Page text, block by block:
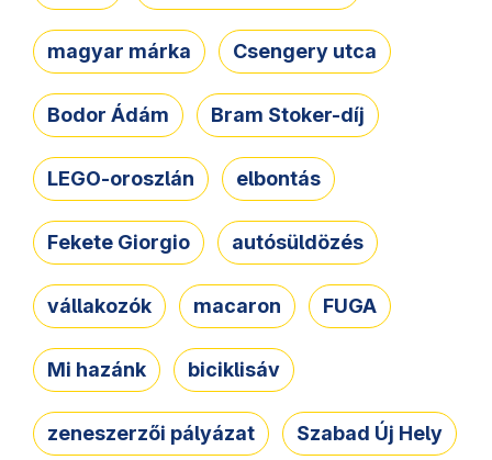
magyar márka Csengery utca
Bodor Ádám Bram Stoker-díj
LEGO-oroszlán elbontás
Fekete Giorgio autósüldözés
vállakozók macaron FUGA
Mi hazánk biciklisáv
zeneszerzői pályázat Szabad Új Hely